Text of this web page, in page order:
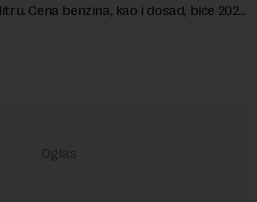
Cena benzina, kao i dosad, biće 202